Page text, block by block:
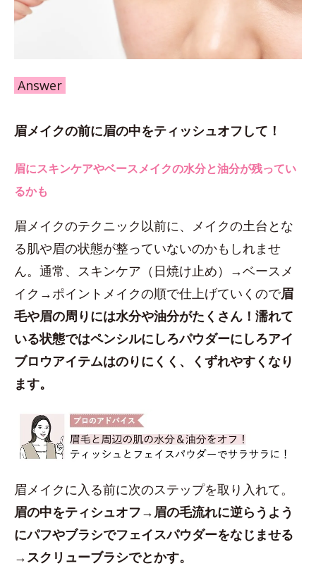
Answer
眉メイクの前に眉の中をティッシュオフして！
眉にスキンケアやベースメイクの水分と油分が残ってい
るかも
眉メイクのテクニック以前に、メイクの土台とな
る肌や眉の状態が整っていないのかもしれませ
ん。通常、スキンケア（日焼け止め）→ベースメ
イク→ポイントメイクの順で仕上げていくので眉
毛や眉の周りには水分や油分がたくさん！濡れて
いる状態ではペンシルにしろパウダーにしろアイ
ブロウアイテムはのりにくく、くずれやすくなり
ます。
眉メイクに入る前に次のステップを取り入れて。
眉の中をティシュオフ→眉の毛流れに逆らうよう
にパフやブラシでフェイスパウダーをなじませる
→スクリューブラシでとかす。